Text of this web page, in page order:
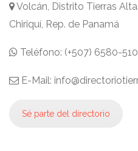
Volcán, Distrito Tierras
Chiriquí, Rep. de Panamá
Teléfono: (+507) 6580-
E-Mail:
Sé parte del directorio